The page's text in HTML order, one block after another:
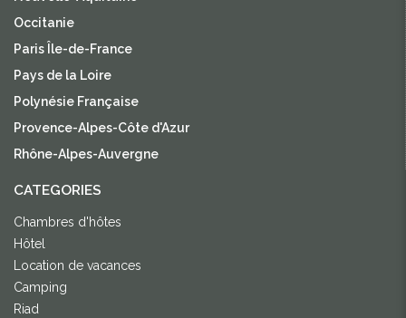
Occitanie
Paris Île-de-France
Pays de la Loire
Polynésie Française
Provence-Alpes-Côte d'Azur
Rhône-Alpes-Auvergne
CATEGORIES
Chambres d'hôtes
Hôtel
Location de vacances
Camping
Riad